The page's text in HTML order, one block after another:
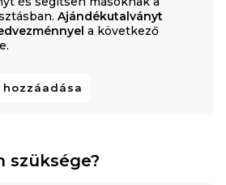
Ajándékutalványt
a következő
hozzáadása
szüksége?